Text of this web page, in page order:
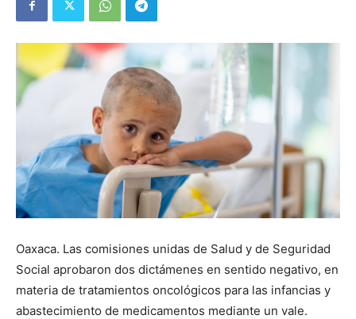
Oaxaca. Las comisiones unidas de Salud y de Seguridad
Social aprobaron dos dictámenes en sentido negativo, en
materia de tratamientos oncológicos para las infancias y
abastecimiento de medicamentos mediante un vale.